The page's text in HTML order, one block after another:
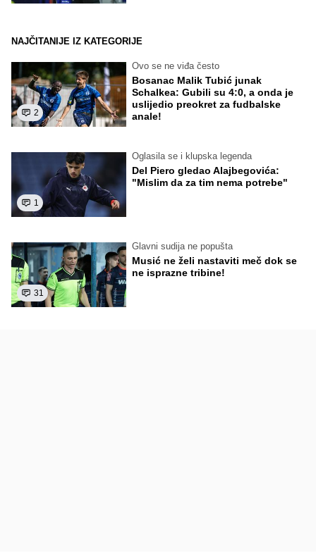
NAJČITANIJE IZ KATEGORIJE
2
Ovo se ne viđa često
Bosanac Malik Tubić junak
Schalkea: Gubili su 4:0, a onda je
uslijedio preokret za fudbalske
anale!
1
Oglasila se i klupska legenda
Del Piero gledao Alajbegovića:
"Mislim da za tim nema potrebe"
31
Glavni sudija ne popušta
Musić ne želi nastaviti meč dok se
ne isprazne tribine!